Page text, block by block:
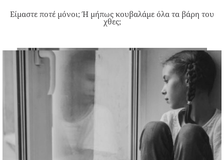
Είμαστε ποτέ μόνοι; Ή μήπως κουβαλάμε όλα τα βάρη του
χθες;